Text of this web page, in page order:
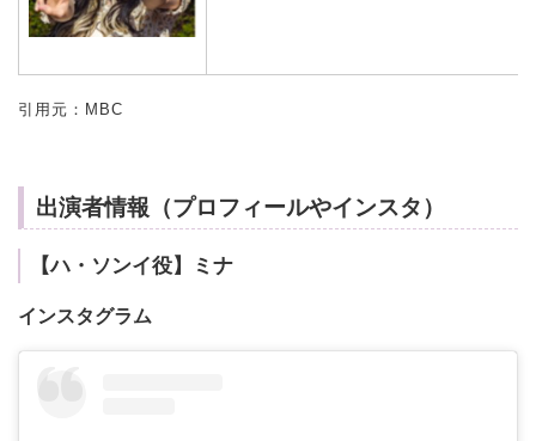
引用元：MBC
出演者情報（プロフィールやインスタ）
【ハ・ソンイ役】ミナ
インスタグラム